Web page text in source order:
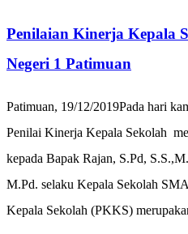
Penilaian Kinerja Kepala
Negeri 1 Patimuan
Patimuan, 19/12/2019Pada hari
Penilai Kinerja Kepala Sekolah
kepada Bapak Rajan, S.Pd,
M.Pd. selaku Kepala Sekolah
Kepala Sekolah (PKKS)